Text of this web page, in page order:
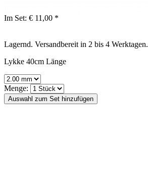
Im Set: € 11,00 *
Lagernd. Versandbereit in 2 bis 4 Werktagen.
Lykke 40cm Länge
Menge: